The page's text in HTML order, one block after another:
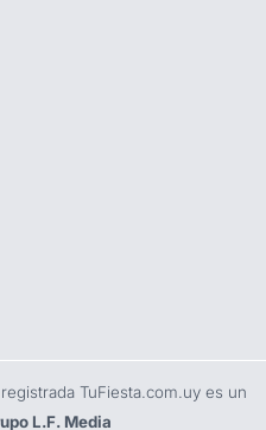
TuFiesta.com.uy es un
L.F. Media